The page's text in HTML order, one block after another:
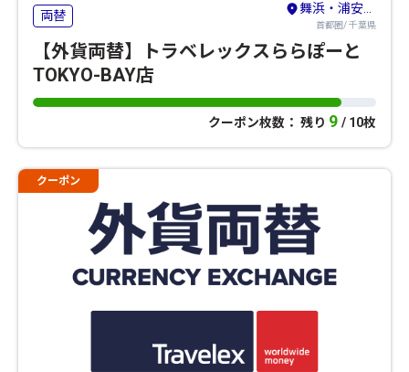
両替 舞浜・浦安・船橋
首都圏/ 千葉県
【外貨両替】トラベレックスららぽーと
TOKYO-BAY店
クーポン枚数： 残り 9 / 10枚
クーポン